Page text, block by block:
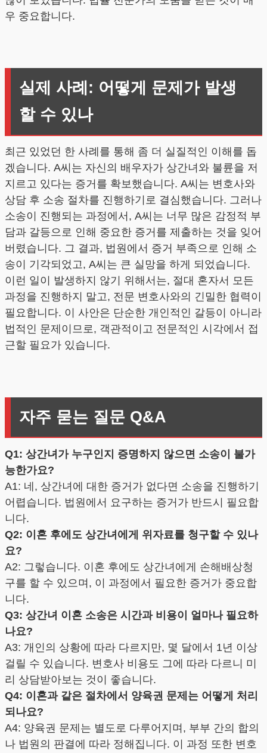
우 중요합니다.
실제 사례: 어떻게 문제가 발생
할 수 있나
최근 있었던 한 사례를 통해 좀 더 실질적인 이해를 돕
겠습니다. A씨는 자신의 배우자가 상간녀와 불륜을 저
지르고 있다는 증거를 확보했습니다. A씨는 변호사와
상담 후 소송 절차를 진행하기로 결심했습니다. 그러나
소송이 진행되는 과정에서, A씨는 너무 많은 감정적 부
담과 갈등으로 인해 중요한 증거를 제출하는 것을 잊어
버렸습니다. 그 결과, 법원에서 증거 부족으로 인해 소
송이 기각되었고, A씨는 큰 실망을 하게 되었습니다.
이런 일이 발생하지 않기 위해서는, 절대 혼자서 모든
과정을 진행하지 말고, 전문 변호사와의 긴밀한 협력이
필요합니다. 이 사안은 단순한 개인적인 갈등이 아니라
법적인 문제이므로, 객관적이고 전문적인 시각에서 접
근할 필요가 있습니다.
자주 묻는 질문 Q&A
Q1: 상간녀가 누구인지 증명하지 않으면 소송이 불가
능한가요?
A1: 네, 상간녀에 대한 증거가 없다면 소송을 진행하기
어렵습니다. 법원에서 요구하는 증거가 반드시 필요합
니다.
Q2: 이혼 후에도 상간녀에게 위자료를 청구할 수 있나
요?
A2: 그렇습니다. 이혼 후에도 상간녀에게 손해배상청
구를 할 수 있으며, 이 과정에서 필요한 증거가 중요합
니다.
Q3: 상간녀 이혼 소송은 시간과 비용이 얼마나 필요하
나요?
A3: 개인의 상황에 따라 다르지만, 몇 달에서 1년 이상
걸릴 수 있습니다. 변호사 비용도 그에 따라 다르니 미
리 상담받아보는 것이 좋습니다.
Q4: 이혼과 같은 절차에서 양육권 문제는 어떻게 처리
되나요?
A4: 양육권 문제는 별도로 다루어지며, 부부 간의 합의
나 법원의 판결에 따라 정해집니다. 이 과정 또한 변호